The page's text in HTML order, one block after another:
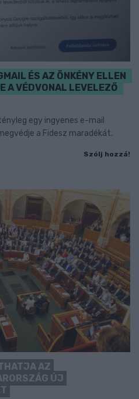
ÉS AZ ÖNKÉNY ELLEN
A VÉDVONAL LEVELEZŐ
egy ingyenes e-mail
a Fidesz maradékát.
Szólj hozzá!
AZ
ÚJ